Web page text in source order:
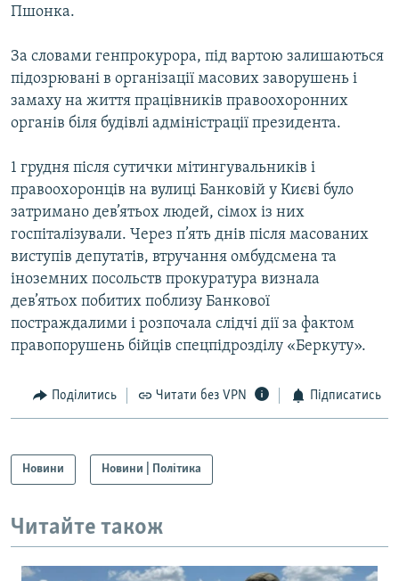
ДОЛУЧАЙСЯ!
Усі сайти RFE/RL
Пшонка.
За словами генпрокурора, під вартою залишаються
підозрювані в організації масових заворушень і
замаху на життя працівників правоохоронних
органів біля будівлі адміністрації президента.
1 грудня після сутички мітингувальників і
правоохоронців на вулиці Банковій у Києві було
затримано дев’ятьох людей, сімох із них
госпіталізували. Через п’ять днів після масованих
виступів депутатів, втручання омбудсмена та
іноземних посольств прокуратура визнала
дев’ятьох побитих поблизу Банкової
постраждалими і розпочала слідчі дії за фактом
правопорушень бійців спецпідрозділу «Беркуту».
Поділитись Читати без VPN Підписатись
Новини Новини | Політика
Читайте також